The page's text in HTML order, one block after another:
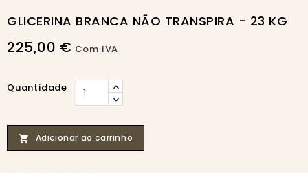
GLICERINA BRANCA NÃO TRANSPIRA - 23 KG
225,00 € Com IVA
Quantidade
 Adicionar ao carrinho